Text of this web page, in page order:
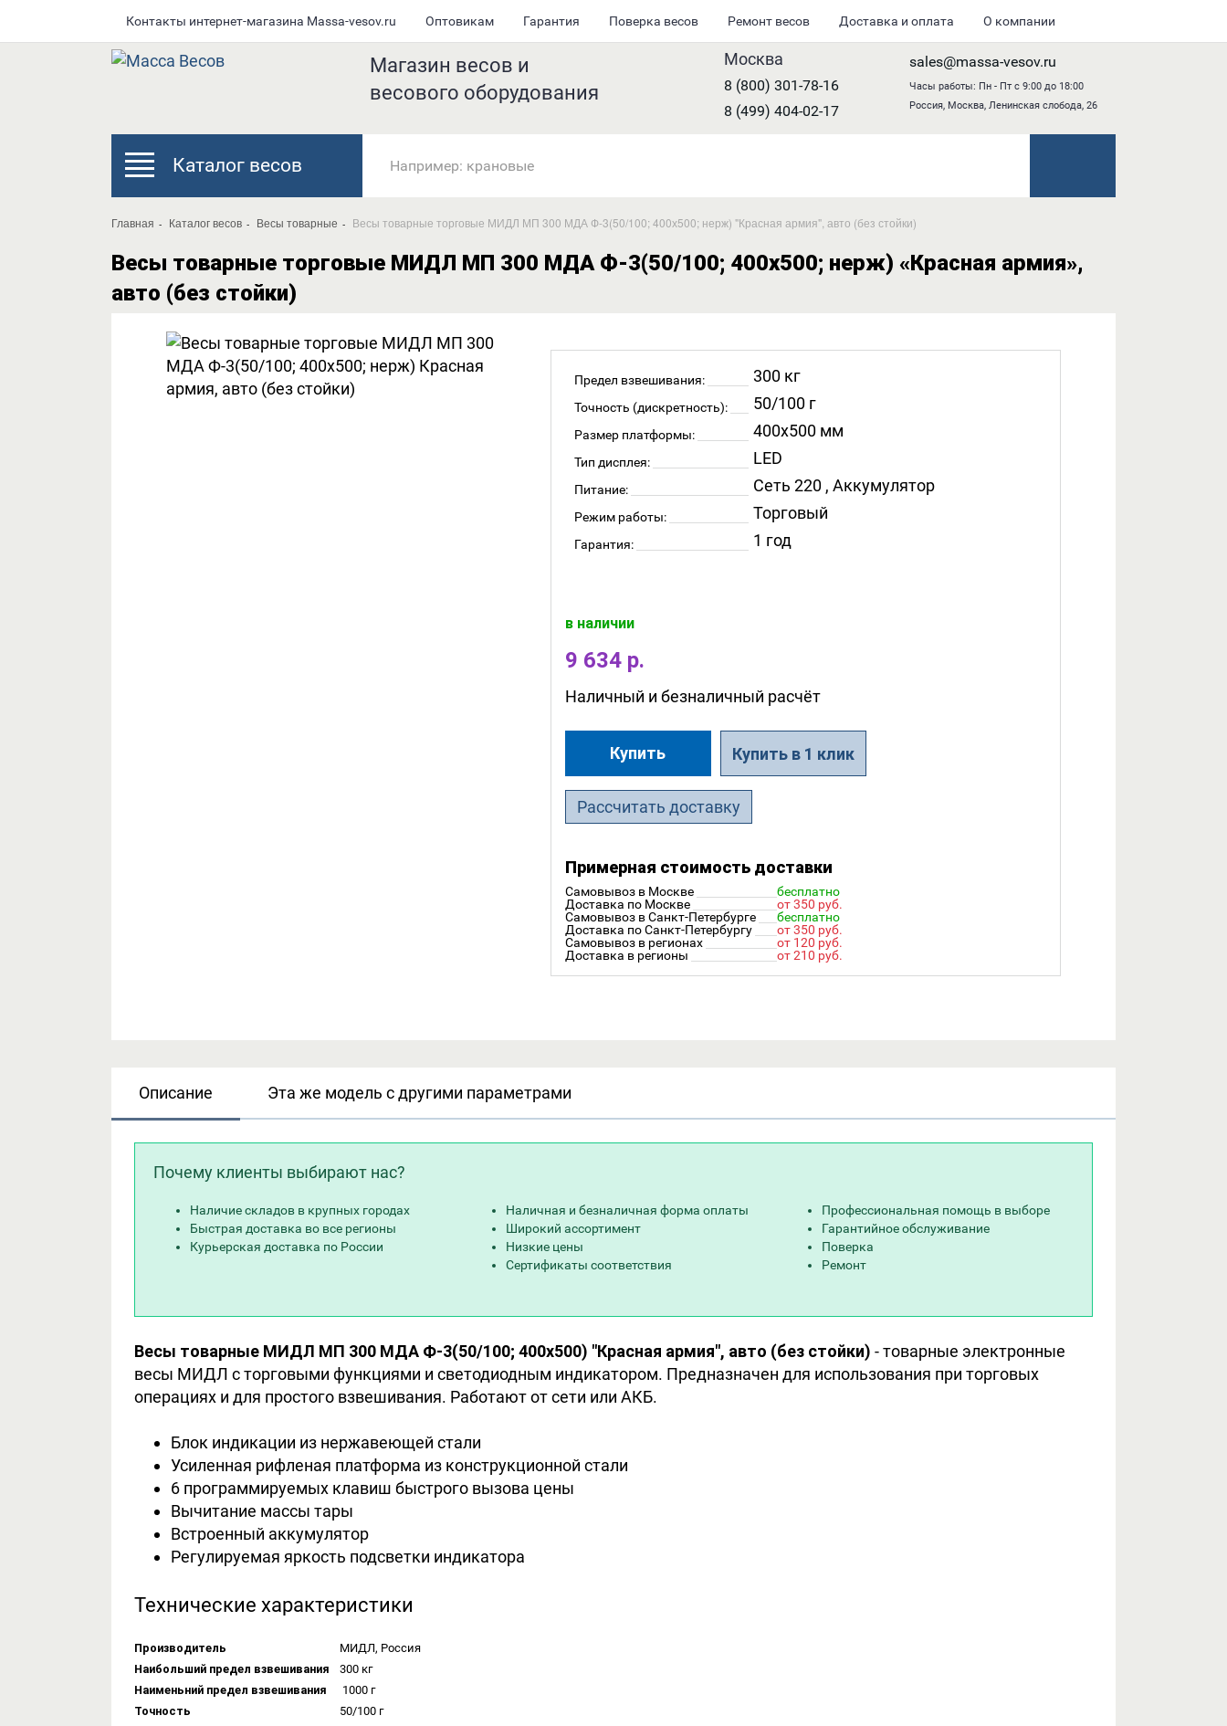
Контакты интернет-магазина Мassa-vesov.ru Оптовикам Гарантия Поверка весов Ремонт весов Доставка и оплата О компании
Магазин весов и
весового оборудования
Москва
8 (800) 301-78-16
8 (499) 404-02-17
sales@massa-vesov.ru
Часы работы: Пн - Пт с 9:00 до 18:00
Россия, Москва, Ленинская слобода, 26
Каталог весов
Главная Каталог весов Весы товарные Весы товарные торговые МИДЛ МП 300 МДА Ф-3(50/100; 400х500; нерж) "Красная армия", авто (без стойки)
Весы товарные торговые МИДЛ МП 300 МДА Ф-3(50/100; 400х500; нерж) «Красная армия»,
авто (без стойки)
Предел взвешивания: 300 кг
Точность (дискретность): 50/100 г
Размер платформы: 400x500 мм
Тип дисплея: LED
Питание: Сеть 220 , Аккумулятор
Режим работы: Торговый
Гарантия: 1 год
в наличии
9 634 р.
Наличный и безналичный расчёт
Купить Купить в 1 клик
Рассчитать доставку
Примерная стоимость доставки
Самовывоз в Москве
бесплатно
Доставка по Москве
от 350 руб.
Самовывоз в Санкт-Петербурге
бесплатно
Доставка по Санкт-Петербургу
от 350 руб.
Самовывоз в регионах
от 120 руб.
Доставка в регионы
от 210 руб.
Описание Эта же модель с другими параметрами
Почему клиенты выбирают нас?
Наличие складов в крупных городах
Быстрая доставка во все регионы
Курьерская доставка по России
Наличная и безналичная форма оплаты
Широкий ассортимент
Низкие цены
Сертификаты соответствия
Профессиональная помощь в выборе
Гарантийное обслуживание
Поверка
Ремонт
Весы товарные МИДЛ МП 300 МДА Ф-3(50/100; 400х500) "Красная армия", авто (без стойки) - товарные электронные
весы МИДЛ с торговыми функциями и светодиодным индикатором. Предназначен для использования при торговых
операциях и для простого взвешивания. Работают от сети или АКБ.
Блок индикации из нержавеющей стали
Усиленная рифленая платформа из конструкционной стали
6 программируемых клавиш быстрого вызова цены
Вычитание массы тары
Встроенный аккумулятор
Регулируемая яркость подсветки индикатора
Технические характеристики
Производитель
МИДЛ, Россия
Наибольший предел взвешивания
300 кг
Наименьний предел взвешивания
1000 г
Точность
50/100 г